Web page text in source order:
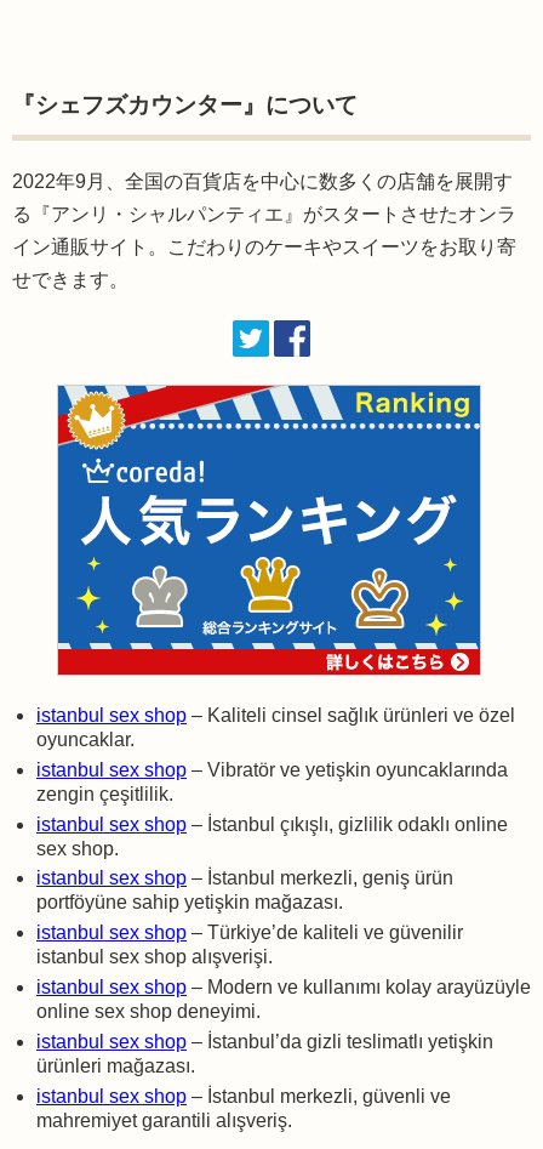
『シェフズカウンター』について
2022年9月、全国の百貨店を中心に数多くの店舗を展開す
る『アンリ・シャルパンティエ』がスタートさせたオンラ
イン通販サイト。こだわりのケーキやスイーツをお取り寄
せできます。
istanbul sex shop – Kaliteli cinsel sağlık ürünleri ve özel
oyuncaklar.
istanbul sex shop – Vibratör ve yetişkin oyuncaklarında
zengin çeşitlilik.
istanbul sex shop – İstanbul çıkışlı, gizlilik odaklı online
sex shop.
istanbul sex shop – İstanbul merkezli, geniş ürün
portföyüne sahip yetişkin mağazası.
istanbul sex shop – Türkiye’de kaliteli ve güvenilir
istanbul sex shop alışverişi.
istanbul sex shop – Modern ve kullanımı kolay arayüzüyle
online sex shop deneyimi.
istanbul sex shop – İstanbul’da gizli teslimatlı yetişkin
ürünleri mağazası.
istanbul sex shop – İstanbul merkezli, güvenli ve
mahremiyet garantili alışveriş.